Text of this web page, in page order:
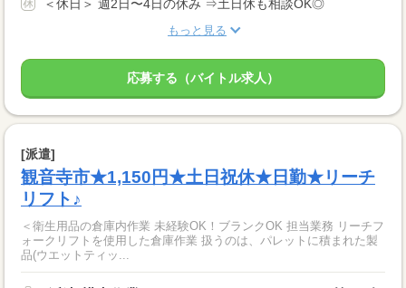
＜休日＞ 週2日〜4日の休み ⇒土日休も相談OK◎
もっと見る
応募する（バイトル求人）
[派遣]
観音寺市★1,150円★土日祝休★日勤★リーチ
リフト♪
＜衛生用品の倉庫内作業 未経験OK！ブランクOK 担当業務 リーチフ
ォークリフトを使用した倉庫作業 扱うのは、パレットに積まれた製
品(ウエットティッ...